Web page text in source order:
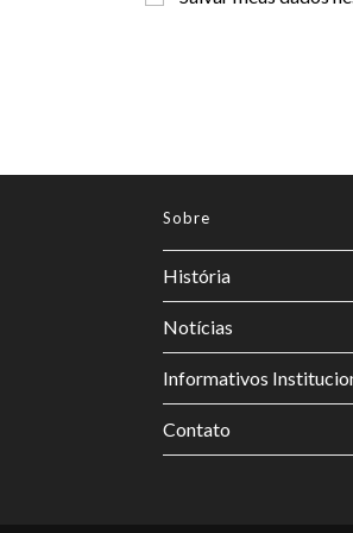
Sobre
História
Notícias
Informativos
Contato